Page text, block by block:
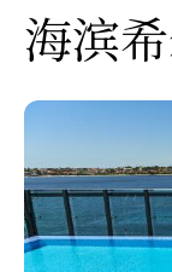
海滨